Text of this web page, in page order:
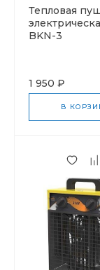
Тепловая
BKN-3
1 950 ₽
В